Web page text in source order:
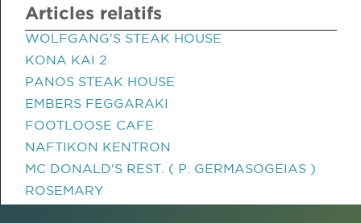
Articles relatifs
WOLFGANG'S STEAK HOUSE
KONA KAI 2
PANOS STEAK HOUSE
EMBERS FEGGARAKI
FOOTLOOSE CAFE
NAFTIKON KENTRON
MC DONALD'S REST. ( P. GERMASOGEIAS )
ROSEMARY